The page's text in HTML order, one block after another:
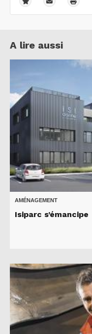
A lire aussi
AMÉNAGEMENT
Isiparc s’émancipe